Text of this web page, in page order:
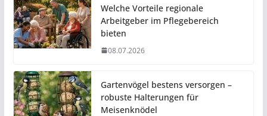
Welche Vorteile regionale
Arbeitgeber im Pflegebereich
bieten
08.07.2026
Gartenvögel bestens versorgen –
robuste Halterungen für
Meisenknödel